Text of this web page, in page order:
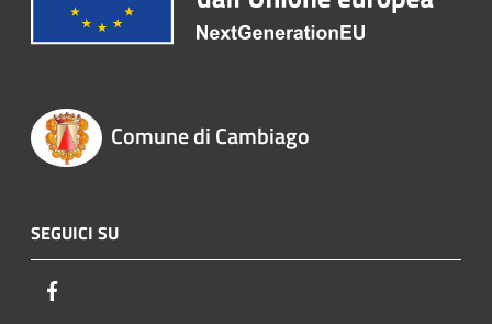
Comune di Cambiago
SEGUICI SU